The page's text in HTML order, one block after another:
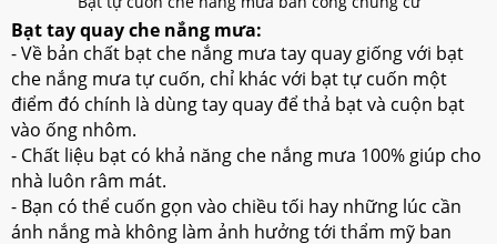
Bạt tay quay che nắng mưa:
- Về bản chất bạt che nắng mưa tay quay giống với bạt
che nắng mưa tự cuốn, chỉ khác với bạt tự cuốn một
điểm đó chính là dùng tay quay để thả bạt và cuộn bạt
vào ống nhôm.
- Chất liệu bạt có khả năng che nắng mưa 100% giúp cho
nhà luôn râm mát.
- Bạn có thể cuốn gọn vào chiều tối hay những lúc cần
ánh nắng mà không làm ảnh hưởng tới thẩm mỹ ban